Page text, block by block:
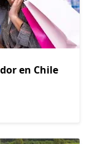
en Chile